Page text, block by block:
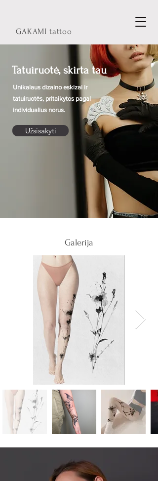
GAKAMI tattoo
Tatuiruotė, skirta tau
Unikalaus dizaino eskizai ir
tatuiruotės, pritaikytos pagal
individualius norus.
Užsisakyti
Galerija